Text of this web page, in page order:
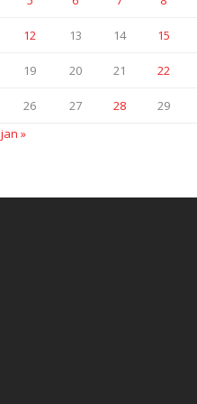
12 13 14 15
19 20 21 22
26 27 28 29
jan »